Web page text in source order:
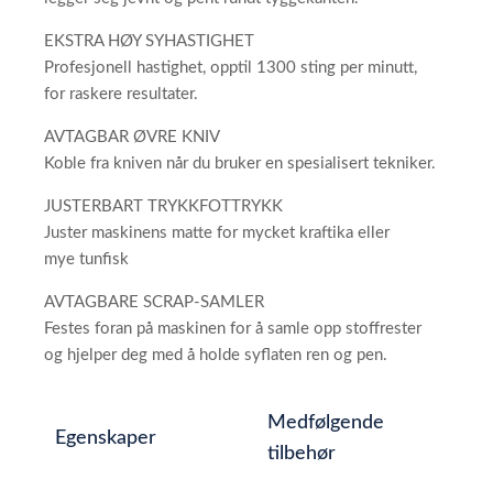
EKSTRA HØY SYHASTIGHET
Profesjonell hastighet, opptil 1300 sting per minutt,
for raskere resultater.
AVTAGBAR ØVRE KNIV
Koble fra kniven når du bruker en spesialisert tekniker.
JUSTERBART TRYKKFOTTRYKK
Juster maskinens matte for mycket kraftika eller
mye tunfisk
AVTAGBARE SCRAP-SAMLER
Festes foran på maskinen for å samle opp stoffrester
og hjelper deg med å holde syflaten ren og pen.
Egenskaper
Medfølgende
tilbehør